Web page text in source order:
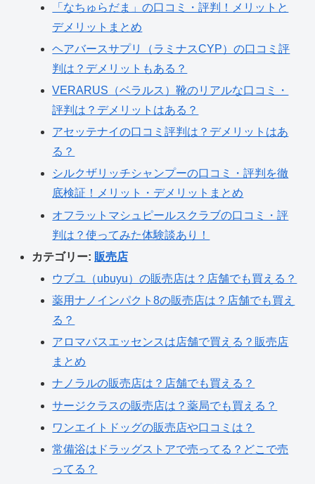
「なちゅらだま」の口コミ・評判！メリットと
デメリットまとめ
ヘアバースサプリ（ラミナスCYP）の口コミ評
判は？デメリットもある？
VERARUS（ベラルス）靴のリアルな口コミ・
評判は？デメリットはある？
アセッテナイの口コミ評判は？デメリットはあ
る？
シルクザリッチシャンプーの口コミ・評判を徹
底検証！メリット・デメリットまとめ
オフラットマシュピールスクラブの口コミ・評
判は？使ってみた体験談あり！
カテゴリー: 販売店
ウブユ（ubuyu）の販売店は？店舗でも買える？
薬用ナノインパクト8の販売店は？店舗でも買え
る？
アロマバスエッセンスは店舗で買える？販売店
まとめ
ナノラルの販売店は？店舗でも買える？
サージクラスの販売店は？薬局でも買える？
ワンエイトドッグの販売店や口コミは？
常備浴はドラッグストアで売ってる？どこで売
ってる？